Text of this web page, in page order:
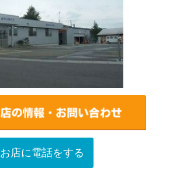
お店に電話をする